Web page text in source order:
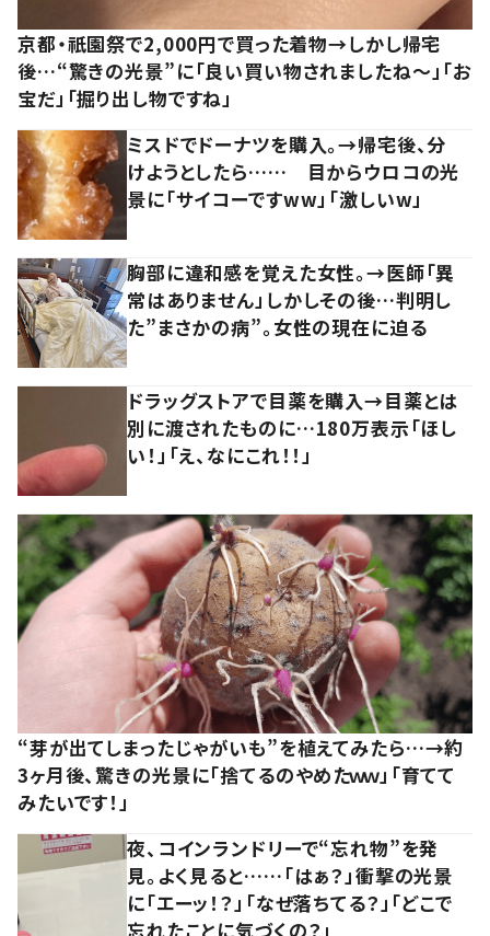
京都・祇園祭で2,000円で買った着物→しかし帰宅
後…“驚きの光景”に「良い買い物されましたね～」「お
宝だ」「掘り出し物ですね」
ミスドでドーナツを購入。→帰宅後、分
けようとしたら…… 目からウロコの光
景に「サイコーですww」「激しいw」
胸部に違和感を覚えた女性。→医師「異
常はありません」しかしその後…判明し
た”まさかの病”。女性の現在に迫る
ドラッグストアで目薬を購入→目薬とは
別に渡されたものに…180万表示「ほし
い！」「え、なにこれ！！」
“芽が出てしまったじゃがいも”を植えてみたら…→約
3ヶ月後、驚きの光景に「捨てるのやめたｗｗ」「育てて
みたいです！」
夜、コインランドリーで“忘れ物”を発
見。よく見ると……「はぁ？」衝撃の光景
に「エーッ！？」「なぜ落ちてる？」「どこで
忘れたことに気づくの？」